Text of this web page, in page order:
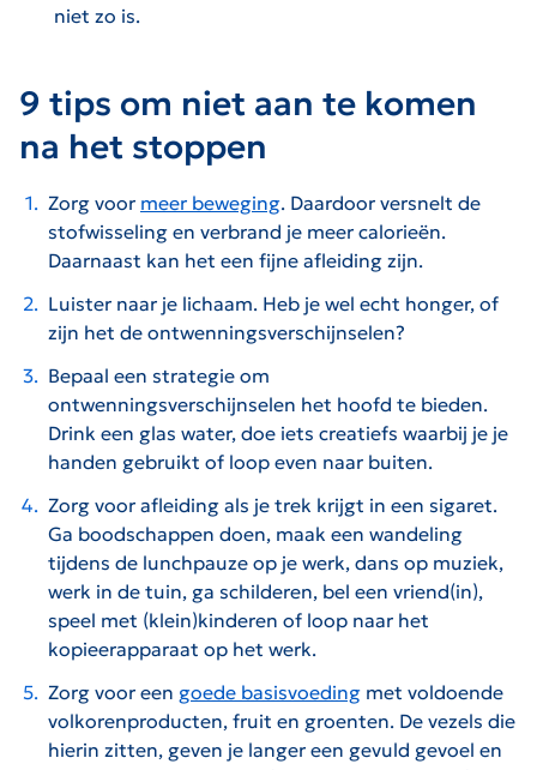
niet zo is.
9 tips om niet aan te komen
na het stoppen
Zorg voor meer beweging. Daardoor versnelt de
stofwisseling en verbrand je meer calorieën.
Daarnaast kan het een fijne afleiding zijn.
Luister naar je lichaam. Heb je wel echt honger, of
zijn het de ontwenningsverschijnselen?
Bepaal een strategie om
ontwenningsverschijnselen het hoofd te bieden.
Drink een glas water, doe iets creatiefs waarbij je je
handen gebruikt of loop even naar buiten.
Zorg voor afleiding als je trek krijgt in een sigaret.
Ga boodschappen doen, maak een wandeling
tijdens de lunchpauze op je werk, dans op muziek,
werk in de tuin, ga schilderen, bel een vriend(in),
speel met (klein)kinderen of loop naar het
kopieerapparaat op het werk.
Zorg voor een goede basisvoeding met voldoende
volkorenproducten, fruit en groenten. De vezels die
hierin zitten, geven je langer een gevuld gevoel en